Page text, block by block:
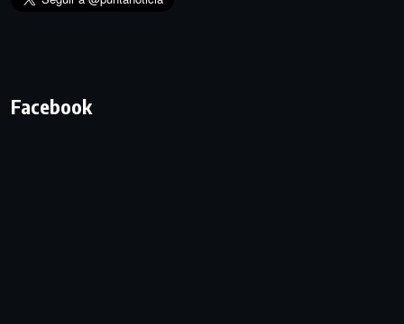
Facebook